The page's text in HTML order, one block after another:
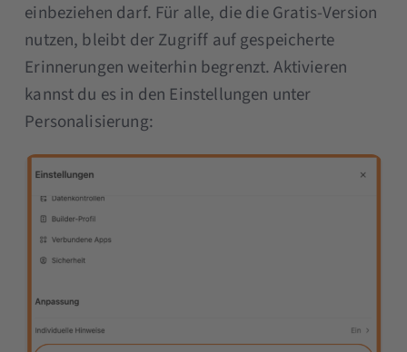
einbeziehen darf. Für alle, die die Gratis-Version
nutzen, bleibt der Zugriff auf gespeicherte
Erinnerungen weiterhin begrenzt. Aktivieren
kannst du es in den Einstellungen unter
Personalisierung: